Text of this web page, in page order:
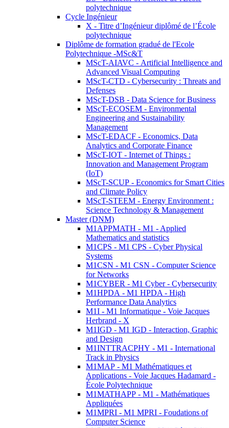
polytechnique
Cycle Ingénieur
X - Titre d’Ingénieur diplômé de l’École
polytechnique
Diplôme de formation gradué de l'Ecole
Polytechnique -MSc&T
MScT-AIAVC - Artificial Intelligence and
Advanced Visual Computing
MScT-CTD - Cybersecurity : Threats and
Defenses
MScT-DSB - Data Science for Business
MScT-ECOSEM - Environmental
Engineering and Sustainability
Management
MScT-EDACF - Economics, Data
Analytics and Corporate Finance
MScT-IOT - Internet of Things :
Innovation and Management Program
(IoT)
MScT-SCUP - Economics for Smart Cities
and Climate Policy
MScT-STEEM - Energy Environment :
Science Technology & Management
Master (DNM)
M1APPMATH - M1 - Applied
Mathematics and statistics
M1CPS - M1 CPS - Cyber Physical
Systems
M1CSN - M1 CSN - Computer Science
for Networks
M1CYBER - M1 Cyber - Cybersecurity
M1HPDA - M1 HPDA - High
Performance Data Analytics
M1I - M1 Informatique - Voie Jacques
Herbrand - X
M1IGD - M1 IGD - Interaction, Graphic
and Design
M1INTTRACPHY - M1 - International
Track in Physics
M1MAP - M1 Mathématiques et
Applications - Voie Jacques Hadamard -
École Polytechnique
M1MATHAPP - M1 - Mathématiques
Appliquées
M1MPRI - M1 MPRI - Foudations of
Computer Science